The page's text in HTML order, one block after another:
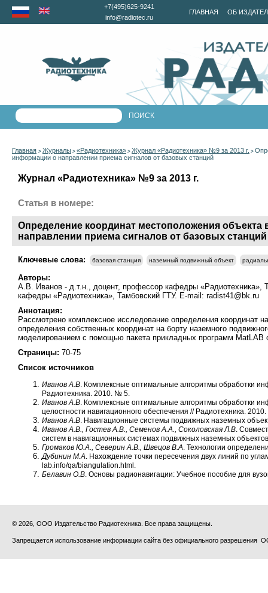
ГЛАВНАЯ ОБ
+7(495)625-9241
info@radiotec.ru
Главная > Журналы > «Радиотехника» > Журнал «Радиотехника» №9 за 2013 г. >
информации о направлении приема сигналов от базовых станций
Журнал «Радиотехника» №9 за 2013 г.
Статья в номере:
Определение координат местоположения объекта
направлении приема сигналов от базовых станций
Ключевые слова: базовая станция наземный подвижный объект
Авторы:
А.В. Иванов - д.т.н., доцент, профессор кафедры «Радиотехника»,
кафедры «Радиотехника», Тамбовский ГТУ. E-mail: radist41@bk.ru
Аннотация:
Рассмотрено комплексное исследование определения координат
определения собственных координат на борту наземного
моделированием с помощью пакета прикладных программ MatLAB
Страницы: 70-75
Список источников
Иванов А.В. Комплексные оптимальные алгоритмы обработки
Радиотехника. 2010. № 5.
Иванов А.В. Комплексные оптимальные алгоритмы обработки
целостности навигационного обеспечения // Радиотехника.
Иванов А.В. Навигационные системы подвижных наземных
Иванов А.В., Гостев А.В., Семенов А.А., Соколовская Л.В.
систем в навигационных системах подвижных наземных
Громаков Ю.А., Северин А.В., Швецов В.А. Технологии
Дубинин М.А. Нахождение точки пересечения двух линий по
lab.info/qa/biangulation.html .
Белавин О.В. Основы радионавигации: Учебное пособие для
© 2026, ООО Издательство Радиотехника. Все права защищены.
Запрещается использование информации сайта без официального разрешения